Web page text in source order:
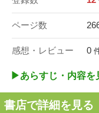
ページ数
感想・レビュー 0
▶︎あらすじ・内容を
書店で詳細を見る